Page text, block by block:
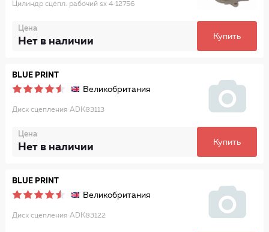
Цилиндр сцепл. рабочий sx 4 12756
Цена
Нет в наличии Купить
BLUE PRINT
Великобритания
Диск сцепления ADK83113
Цена
Нет в наличии Купить
BLUE PRINT
Великобритания
Диск сцепления ADK83122